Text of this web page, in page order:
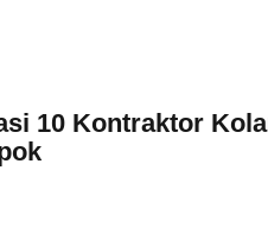
10 Kontraktor